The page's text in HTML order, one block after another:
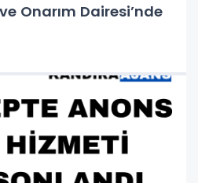
Onarım Dairesi’nde